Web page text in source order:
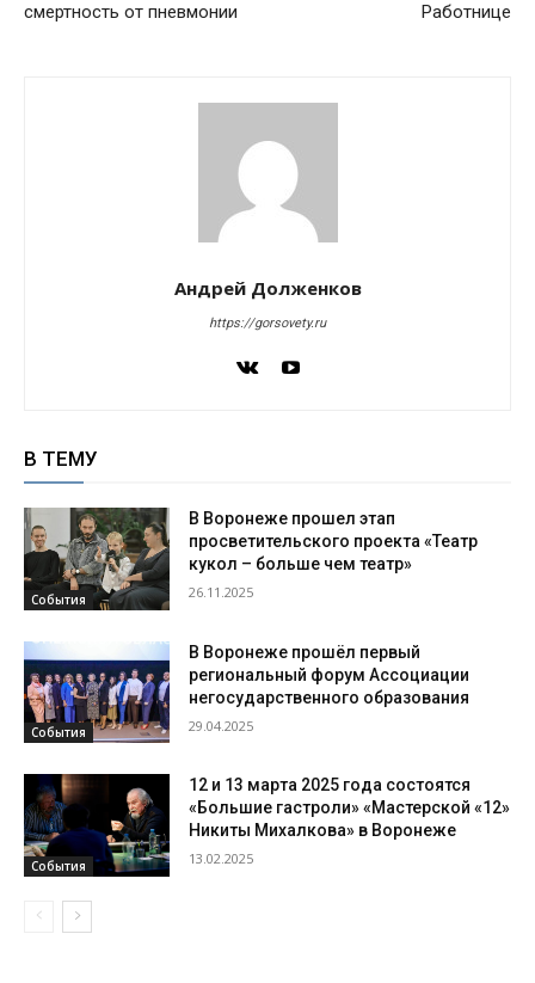
смертность от пневмонии
Работнице
Андрей Долженков
https://gorsovety.ru
В ТЕМУ
События
В Воронеже прошел этап
просветительского проекта «Театр
кукол – больше чем театр»
26.11.2025
События
В Воронеже прошёл первый
региональный форум Ассоциации
негосударственного образования
29.04.2025
События
12 и 13 марта 2025 года состоятся
«Большие гастроли» «Мастерской «12»
Никиты Михалкова» в Воронеже
13.02.2025